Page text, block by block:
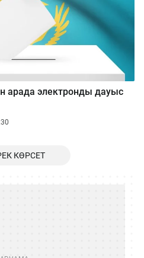
арада электронды дауыс
КӨРСЕТ